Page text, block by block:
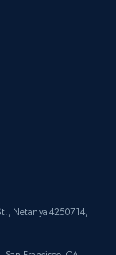
Netanya 4250714,